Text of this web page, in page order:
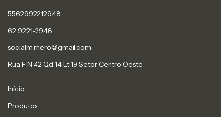
5562992212948
62 9221-2948
socialm.rhero@gmail.com
Rua F N 42 Qd 14 Lt 19 Setor Centro Oeste
Início
Produtos